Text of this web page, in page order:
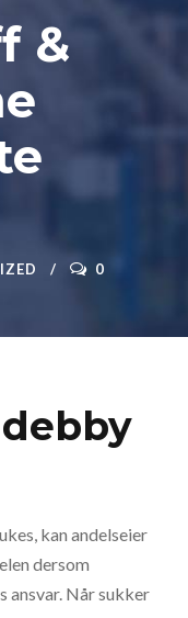
&
0
kan andelseier
dersom
ansvar. Når sukker